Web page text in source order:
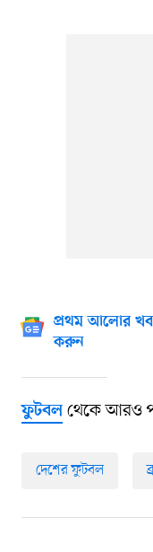
প্রথম আলোর
করুন
ফুটবলথেকে আরও
দেশের ফুটবল